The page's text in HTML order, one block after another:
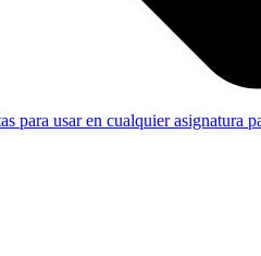
para usar en cualquier asignatura